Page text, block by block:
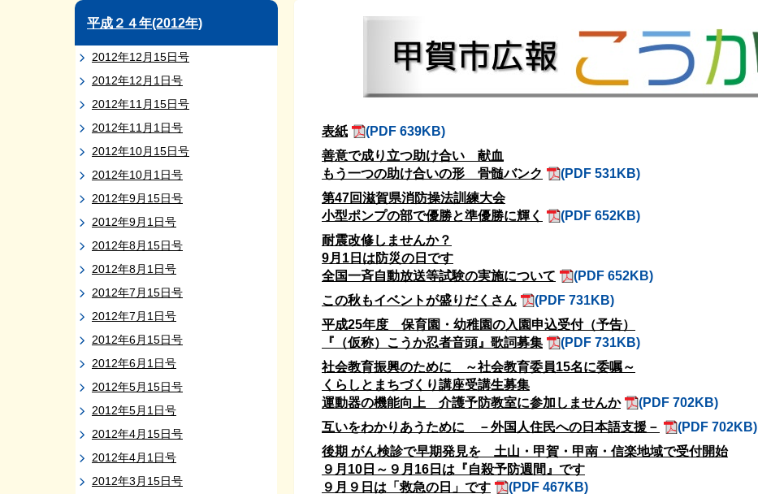
平成２４年(2012年)
2012年12月15日号
2012年12月1日号
2012年11月15日号
2012年11月1日号
2012年10月15日号
2012年10月1日号
2012年9月15日号
2012年9月1日号
2012年8月15日号
2012年8月1日号
2012年7月15日号
2012年7月1日号
2012年6月15日号
2012年6月1日号
2012年5月15日号
2012年5月1日号
2012年4月15日号
2012年4月1日号
2012年3月15日号
表紙
(PDF 639KB)
善意で成り立つ助け合い 献血
もう一つの助け合いの形 骨髄バンク
(PDF 531KB)
第47回滋賀県消防操法訓練大会
小型ポンプの部で優勝と準優勝に輝く
(PDF 652KB)
耐震改修しませんか？
9月1日は防災の日です
全国一斉自動放送等試験の実施について
(PDF 652KB)
この秋もイベントが盛りだくさん
(PDF 731KB)
平成25年度 保育園・幼稚園の入園申込受付（予告）
『（仮称）こうか忍者音頭』歌詞募集
(PDF 731KB)
社会教育振興のために ～社会教育委員15名に委嘱～
くらしとまちづくり講座受講生募集
運動器の機能向上 介護予防教室に参加しませんか
(PDF 702KB)
互いをわかりあうために －外国人住民への日本語支援－
(PDF 702KB)
後期 がん検診で早期発見を 土山・甲賀・甲南・信楽地域で受付開始
９月10日～９月16日は『自殺予防週間』です
９月９日は「救急の日」です
(PDF 467KB)